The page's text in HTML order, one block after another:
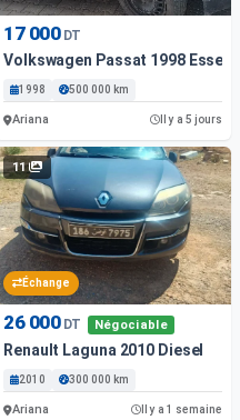
17 000 DT
Volkswagen Passat 1998
1998 500 000 km
Ariana Il y a 5 jours
11
Échange
26 000 DT Négociable
Renault Laguna 2010 Diesel
2010 300 000 km
Ariana Il y a 1 semaine